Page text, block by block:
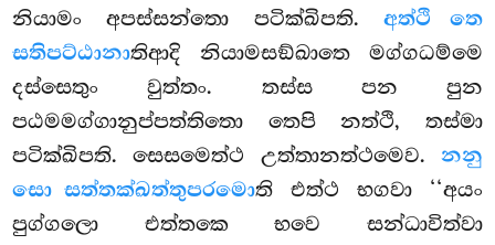
නියාමං අපස්සන්තො පටික්ඛිපති. අත්ථි තෙ
සතිපට්ඨානාතිආදි නියාමසඞ්ඛාතෙ මග්ගධම්මෙ
දස්සෙතුං වුත්තං. තස්ස පන පුන
පඨමමග්ගානුප්පත්තිතො තෙපි නත්ථි, තස්මා
පටික්ඛිපති. සෙසමෙත්ථ උත්තානත්ථමෙව. නනු
සො සත්තක්ඛත්තුපරමොති එත්ථ භගවා ‘‘අයං
පුග්ගලො එත්තකෙ භවෙ සන්ධාවිත්වා